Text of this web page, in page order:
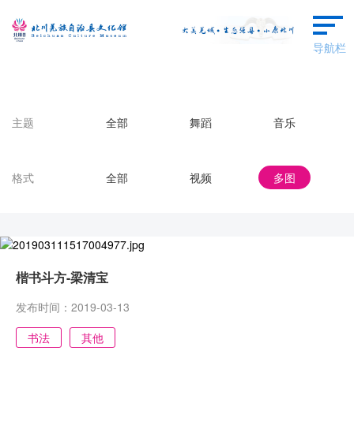
导航栏
群文动态
羌保区成果
主题 全部 舞蹈 音乐
格式 全部 视频 多图
楷书斗方-梁清宝
发布时间：2019-03-13
书法
其他